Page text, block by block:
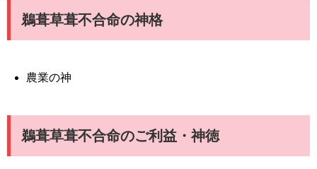
鵜葺草葺不合命の神格
農業の神
鵜葺草葺不合命のご利益・神徳